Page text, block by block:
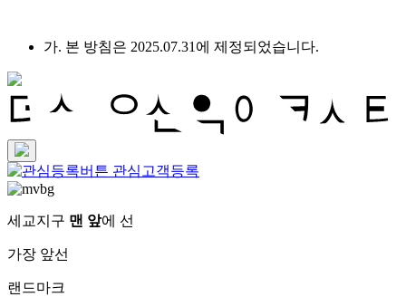
가. 본 방침은 2025.07.31에 제정되었습니다.
관심고객등록
세교지구 맨 앞에 선
가장 앞선
랜드마크